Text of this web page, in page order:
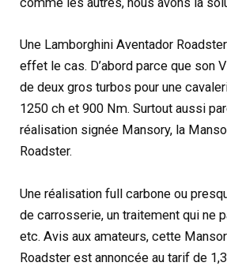
Une Lamborghini Aventador
effet le cas. D’abord parce que son
de deux gros turbos pour une
1250 ch et 900 Nm. Surtout aussi
réalisation signée Mansory, la
Roadster.
Une réalisation full carbone ou
de carrosserie, un traitement qui ne
etc. Avis aux amateurs, cette
Roadster est annoncée au tarif de